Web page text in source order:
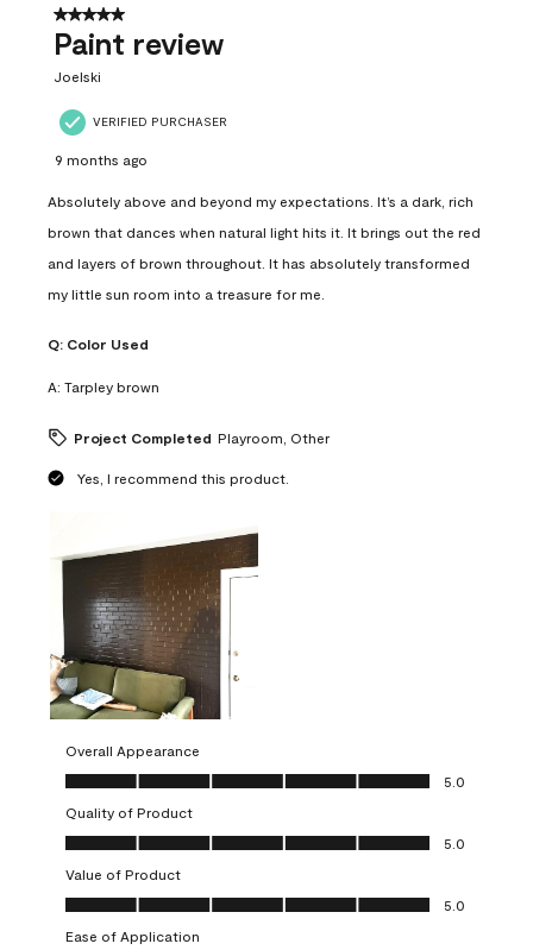
10
Reviews
5 out of 5 stars.
Paint review
Joelski
VERIFIED PURCHASER
9 months ago
Absolutely above and beyond my expectations. It’s a dark, rich
brown that dances when natural light hits it. It brings out the red
and layers of brown throughout. It has absolutely transformed
my little sun room into a treasure for me.
Q: Color Used
A: Tarpley brown
Project Completed Playroom, Other
Yes, I recommend this product.
Overall Appearance
Overall Appearance, 5.0 out of 5
5.0
Quality of Product
Quality of Product, 5.0 out of 5
5.0
Value of Product
Value of Product, 5.0 out of 5
5.0
Ease of Application